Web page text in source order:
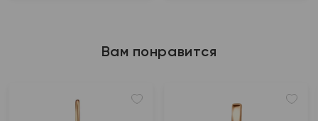
Вам понравится